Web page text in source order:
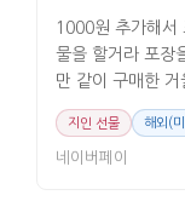
1000원 추가해서
물을 할거라 포장
만 같이 구매한
지인 선물 해외(
네이버페이